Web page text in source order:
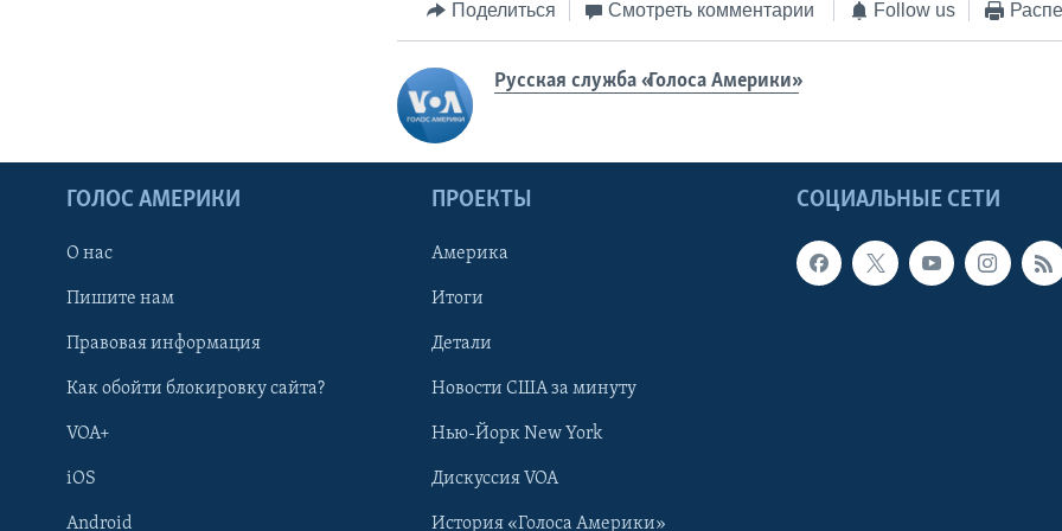
Поделиться Смотреть комментарии Follow us
Русская служба «Голоса Америки»
СОЦИАЛЬНЫЕ СЕТИ
ГОЛОС АМЕРИКИ
О нас
Пишите нам
Правовая информация
Как обойти блокировку сайта?
VOA+
iOS
Android
ПРОЕКТЫ
Америка
Итоги
Детали
Новости США за минуту
Нью-Йорк New York
Дискуссия VOA
История «Голоса Америки»